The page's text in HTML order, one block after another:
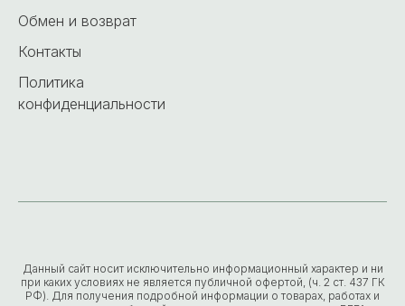
Обмен и возврат
Контакты
Политика
конфиденциальности
Данный сайт носит исключительно информационный характер и ни
при каких условиях не является публичной офертой, (ч. 2 ст. 437 ГК
РФ). Для получения подробной информации о товарах, работах и